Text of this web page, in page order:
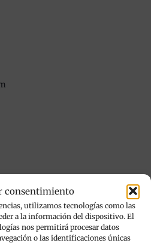
consentimiento
utilizamos tecnologías como las
a la información del dispositivo. El
nos permitirá procesar datos
o las identificaciones únicas